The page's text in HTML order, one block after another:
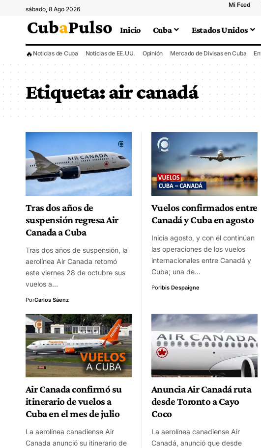
sábado, 8 Ago 2026
Mi Feed
Inicio Cuba Estados Unidos
🔥 Noticias de Cuba Noticias de EE.UU. Opinión Mercado de Divisas en Cuba
Etiqueta:air canadá
Tras dos años de
suspensión regresa Air
Canada a Cuba
Tras dos años de suspensión, la
aerolínea Air Canada retomó
este viernes 28 de octubre sus
vuelos a…
PorCarlos Sáenz
Vuelos confirmados entre
Canadá y Cuba en agosto
Inicia agosto, y con él continúan
las operaciones de los vuelos
internacionales entre Canadá y
Cuba; una de…
PorIbis Despaigne
Air Canada confirmó su
itinerario de vuelos a
Cuba en el mes de julio
La aerolínea canadiense Air
Canada anunció su itinerario de
Anuncia Air Canadá ruta
desde Toronto a Cayo
Coco
La aerolínea canadiense Air
Canadá, anunció que desde